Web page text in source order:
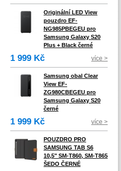
Originální LED View
pouzdro EF-
NG985PBEGEU pro
Samsung Galaxy S20
Plus + Black černé
1 999 Kč více >
Samsung obal Clear
View EF-
ZG980CBEGEU pro
Samsung Galaxy S20
černé
1 999 Kč více >
POUZDRO PRO
SAMSUNG TAB S6
10,5" SM-T860, SM-T865
ŠEDO ČERNÉ